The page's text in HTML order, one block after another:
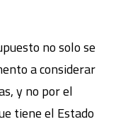
no solo se
a considerar
y no por el
tiene el Estado